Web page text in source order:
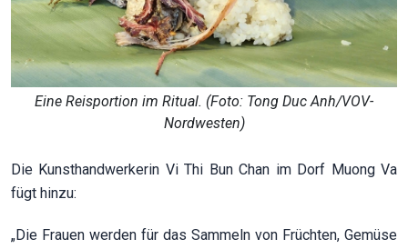
Eine Reisportion im Ritual. (Foto: Tong Duc Anh/VOV-
Nordwesten)
Die Kunsthandwerkerin Vi Thi Bun Chan im Dorf Muong Va
fügt hinzu:
„Die Frauen werden für das Sammeln von Früchten, Gemüse